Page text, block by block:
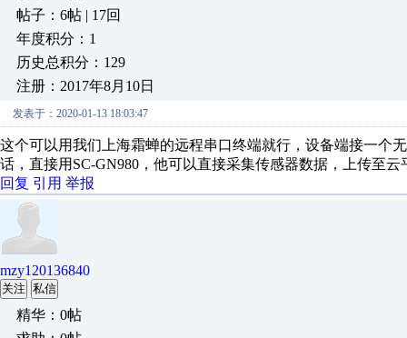
帖子：6帖 | 17回
年度积分：1
历史总积分：129
注册：2017年8月10日
发表于：2020-01-13 18:03:47
这个可以用我们上海霜蝉的远程串口终端就行，设备端接一个
话，直接用SC-GN980，他可以直接采集传感器数据，上传至
回复 引用 举报
mzy120136840
关注 私信
精华：0帖